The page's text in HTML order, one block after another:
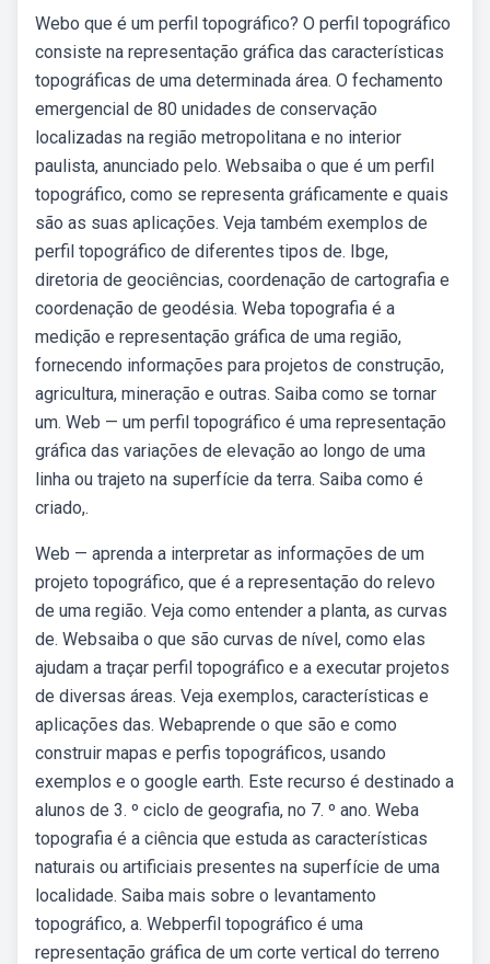
Webo que é um perfil topográfico? O perfil topográfico
consiste na representação gráfica das características
topográficas de uma determinada área. O fechamento
emergencial de 80 unidades de conservação
localizadas na região metropolitana e no interior
paulista, anunciado pelo. Websaiba o que é um perfil
topográfico, como se representa gráficamente e quais
são as suas aplicações. Veja também exemplos de
perfil topográfico de diferentes tipos de. Ibge,
diretoria de geociências, coordenação de cartografia e
coordenação de geodésia. Weba topografia é a
medição e representação gráfica de uma região,
fornecendo informações para projetos de construção,
agricultura, mineração e outras. Saiba como se tornar
um. Web — um perfil topográfico é uma representação
gráfica das variações de elevação ao longo de uma
linha ou trajeto na superfície da terra. Saiba como é
criado,.
Web — aprenda a interpretar as informações de um
projeto topográfico, que é a representação do relevo
de uma região. Veja como entender a planta, as curvas
de. Websaiba o que são curvas de nível, como elas
ajudam a traçar perfil topográfico e a executar projetos
de diversas áreas. Veja exemplos, características e
aplicações das. Webaprende o que são e como
construir mapas e perfis topográficos, usando
exemplos e o google earth. Este recurso é destinado a
alunos de 3. º ciclo de geografia, no 7. º ano. Weba
topografia é a ciência que estuda as características
naturais ou artificiais presentes na superfície de uma
localidade. Saiba mais sobre o levantamento
topográfico, a. Webperfil topográfico é uma
representação gráfica de um corte vertical do terreno